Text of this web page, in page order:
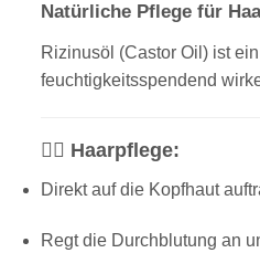
Natürliche Pflege für
Rizinusöl (Castor Oil) ist
feuchtigkeitsspendend
🧖‍♀️ Haarpflege:
Direkt auf die Kopfhaut
Regt die Durchblutung an